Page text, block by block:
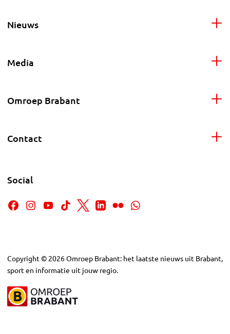
Nieuws
Media
Omroep Brabant
Contact
Social
Copyright © 2026Omroep Brabant: het laatste nieuws uit Brabant,
sport en informatie uit jouw regio.